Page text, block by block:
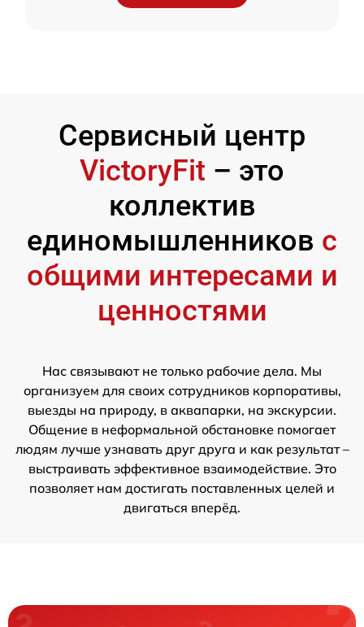
Сервисный центр
VictoryFit – это
коллектив
единомышленников с
общими интересами и
ценностями
Нас связывают не только рабочие дела. Мы
организуем для своих сотрудников корпоративы,
выезды на природу, в аквапарки, на экскурсии.
Общение в неформальной обстановке помогает
людям лучше узнавать друг друга и как результат –
выстраивать эффективное взаимодействие. Это
позволяет нам достигать поставленных целей и
двигаться вперёд.